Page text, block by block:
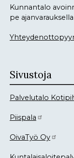
Kunnantalo
pe ajanvarauksella
Sivustoja
Palvelutalo
Piispala
OivaTyö Oy